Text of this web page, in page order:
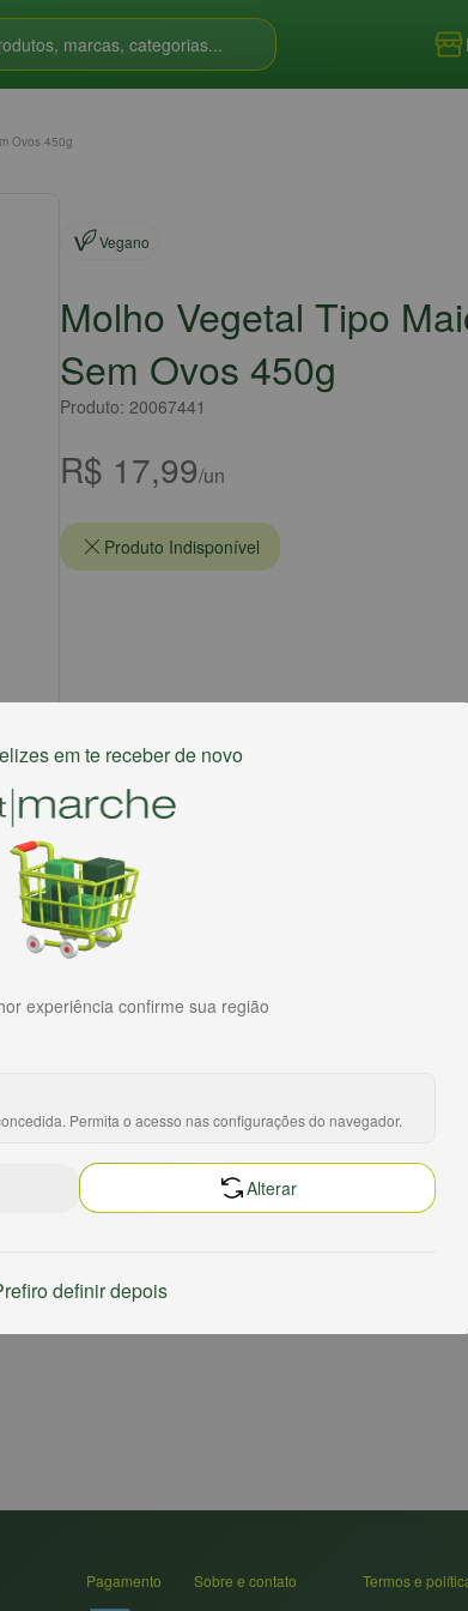
marcas, categorias...
Ovos 450g
Vegano
Molho Vegetal Tipo
Sem Ovos 450g
Produto: 20067441
R$ 17,99/un
Produto Indisponível
Not Mayo Sem Ovos 450g
. Este molho inovador
sem comprometer o sabor.
e glúten, tornando-o uma opção maravilhosa para
e muito mais.
de produção consciente reduz significativamente o
Not Mayo Sem Ovos 450g. Sabor, saúde e
Pagamento
Sobre e contato
Termos e
em te receber de novo
experiência confirme sua região
Permita o acesso nas configurações do navegador.
Alterar
definir depois